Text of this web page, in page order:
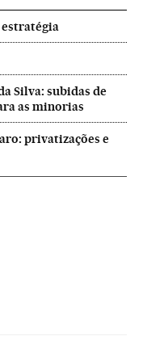
Silva: subidas de
as minorias
privatizações e